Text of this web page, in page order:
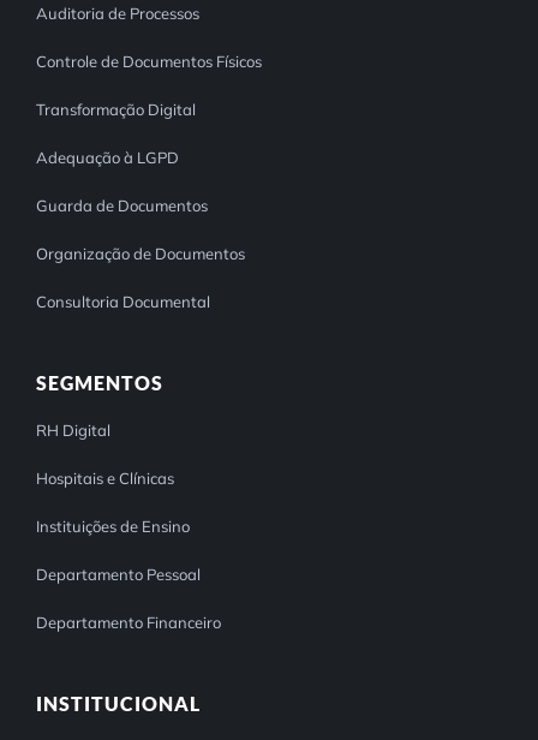
Auditoria de Processos
Controle de Documentos Físicos
Transformação Digital
Adequação à LGPD
Guarda de Documentos
Organização de Documentos
Consultoria Documental
SEGMENTOS
RH Digital
Hospitais e Clínicas
Instituições de Ensino
Departamento Pessoal
Departamento Financeiro
INSTITUCIONAL